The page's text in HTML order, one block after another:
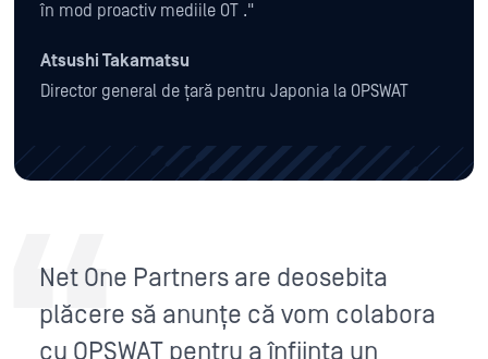
în mod proactiv mediile OT ."
Atsushi Takamatsu
Director general de țară pentru Japonia la OPSWAT
Net One Partners are deosebita
plăcere să anunțe că vom colabora